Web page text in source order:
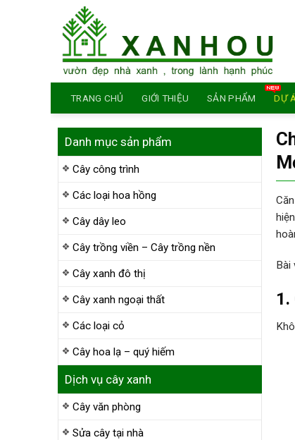
content
TRANG CHỦ GIỚI THIỆU SẢN PHẨM DỰ
Danh mục sản phẩm
Cây công trình
Các loại hoa hồng
Cây dây leo
Cây trồng viền – Cây trồng nền
Cây xanh đô thị
Cây xanh ngoại thất
Các loại cỏ
Cây hoa lạ – quý hiếm
Dịch vụ cây xanh
Cây văn phòng
Sửa cây tại nhà
Bài